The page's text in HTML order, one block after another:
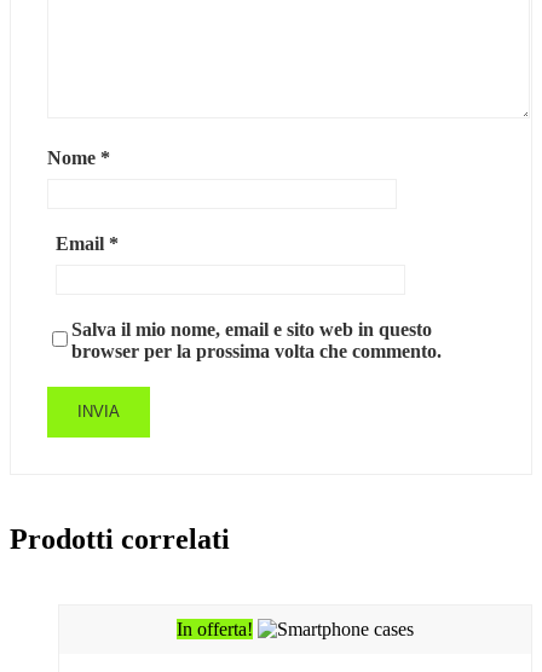
Nome *
Email *
Salva il mio nome, email e sito web in questo
browser per la prossima volta che commento.
Prodotti correlati
In offerta!